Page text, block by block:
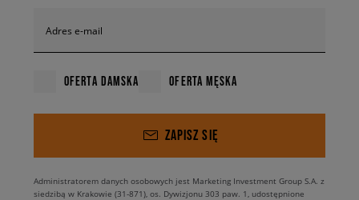
Adres e-mail
OFERTA DAMSKA OFERTA MĘSKA
ZAPISZ SIĘ
Administratorem danych osobowych jest Marketing Investment Group S.A. z
siedzibą w Krakowie (31-871), os. Dywizjonu 303 paw. 1, udostępnione